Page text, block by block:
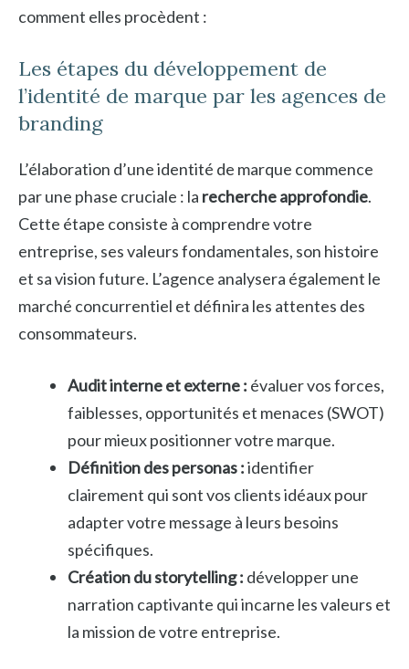
comment elles procèdent :
Les étapes du développement de
l’identité de marque par les agences de
branding
L’élaboration d’une identité de marque commence
par une phase cruciale : la recherche approfondie.
Cette étape consiste à comprendre votre
entreprise, ses valeurs fondamentales, son histoire
et sa vision future. L’agence analysera également le
marché concurrentiel et définira les attentes des
consommateurs.
Audit interne et externe : évaluer vos forces,
faiblesses, opportunités et menaces (SWOT)
pour mieux positionner votre marque.
Définition des personas :identifier
clairement qui sont vos clients idéaux pour
adapter votre message à leurs besoins
spécifiques.
Création du storytelling : développer une
narration captivante qui incarne les valeurs et
la mission de votre entreprise.